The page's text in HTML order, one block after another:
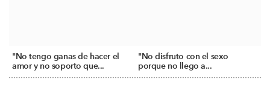
"No tengo ganas de hacer el
amor y no soporto que...
"No disfruto con el sexo
porque no llego a...